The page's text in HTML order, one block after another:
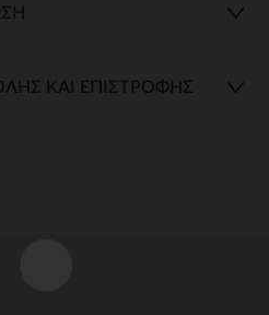
ΚΑΙ ΕΠΙΣΤΡΟΦΉΣ